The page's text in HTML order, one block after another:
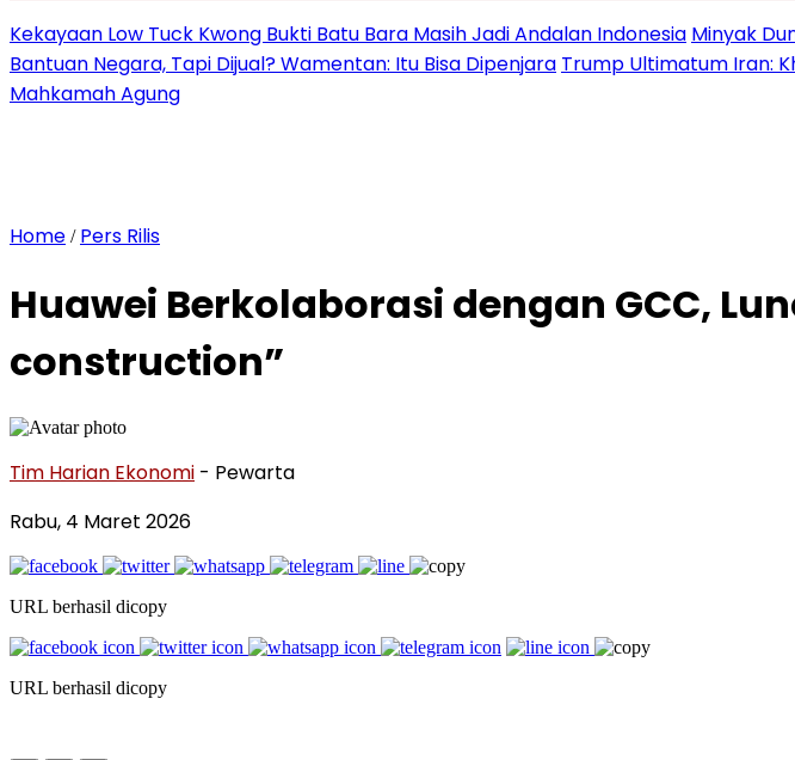
Kekayaan Low Tuck Kwong Bukti Batu Bara Masih Jadi Andalan Indonesia Minyak
Bantuan Negara, Tapi Dijual? Wamentan: Itu Bisa Dipenjara Trump Ultimatum Iran:
Mahkamah Agung
Home / Pers Rilis
Huawei Berkolaborasi dengan GCC,
construction”
Tim Harian Ekonomi - Pewarta
Rabu, 4 Maret 2026
URL berhasil dicopy
URL berhasil dicopy